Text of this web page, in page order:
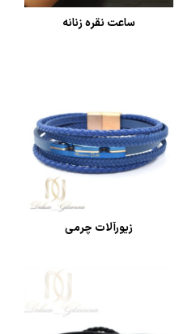
ساعت نقره زنانه
زیورآلات چرمی